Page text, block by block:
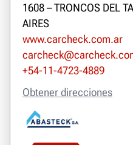
1608 – TRONCOS DEL
AIRES
www.carcheck.com.ar
+54-11-4723-4889
Obtener direcciones